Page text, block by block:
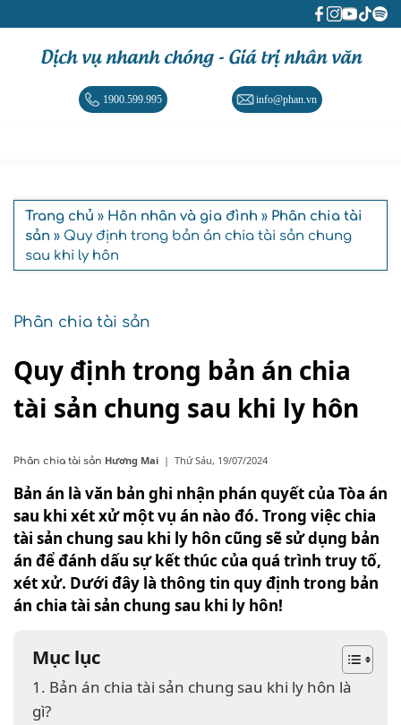
Dịch vụ nhanh chóng - Giá trị nhân văn
1900.599.995 info@phan.vn
Trang chủ » Hôn nhân và gia đình » Phân chia tài
sản » Quy định trong bản án chia tài sản chung
sau khi ly hôn
Phân chia tài sản
Quy định trong bản án chia
tài sản chung sau khi ly hôn
Phân chia tài sản Hương Mai | Thứ Sáu, 19/07/2024
Bản án là văn bản ghi nhận phán quyết của Tòa án
sau khi xét xử một vụ án nào đó. Trong việc chia
tài sản chung sau khi ly hôn cũng sẽ sử dụng bản
án để đánh dấu sự kết thúc của quá trình truy tố,
xét xử. Dưới đây là thông tin quy định trong bản
án chia tài sản chung sau khi ly hôn!
Mục lục
1. Bản án chia tài sản chung sau khi ly hôn là
gì?